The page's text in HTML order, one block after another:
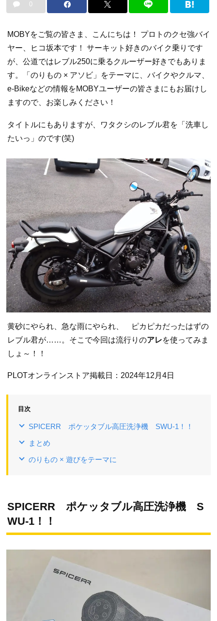
0
MOBYをご覧の皆さま、こんにちは！ プロトのクセ強バイ
ヤー、ヒコ坂本です！ サーキット好きのバイク乗りです
が、公道ではレブル250に乗るクルーザー好きでもありま
す。「のりもの × アソビ」をテーマに、バイクやクルマ、
e-Bikeなどの情報をMOBYユーザーの皆さまにもお届けし
ますので、お楽しみください！
タイトルにもありますが、ワタクシのレブル君を「洗車し
たいっ」のです(笑)
黄砂にやられ、急な雨にやられ、 ピカピカだったはずの
レブル君が……。そこで今回は流行りのアレを使ってみま
しょ～！！
PLOTオンラインストア掲載日：2024年12月4日
目次
SPICERR ポケッタブル高圧洗浄機 SWU-1！！
まとめ
のりもの × 遊びをテーマに
SPICERR ポケッタブル高圧洗浄機 S
WU-1！！